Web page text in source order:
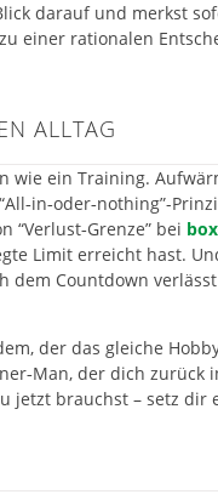
darauf und merkst
einer rationalen
ALLTAG
wie ein Training.
bei
Limit erreicht hast.
dem Countdown
der das gleiche
der dich zurück
jetzt brauchst – setz dir